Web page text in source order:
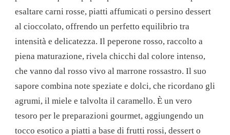
esaltare carni rosse, piatti affumicati o persino dessert
al cioccolato, offrendo un perfetto equilibrio tra
intensità e delicatezza. Il peperone rosso, raccolto a
piena maturazione, rivela chicchi dal colore intenso,
che vanno dal rosso vivo al marrone rossastro. Il suo
sapore combina note speziate e dolci, che ricordano gli
agrumi, il miele e talvolta il caramello. È un vero
tesoro per le preparazioni gourmet, aggiungendo un
tocco esotico a piatti a base di frutti rossi, dessert o